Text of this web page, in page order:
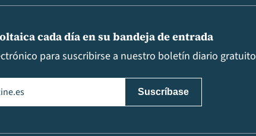
cada día en su bandeja de entrada
para suscribirse a nuestro boletín diario gratuito